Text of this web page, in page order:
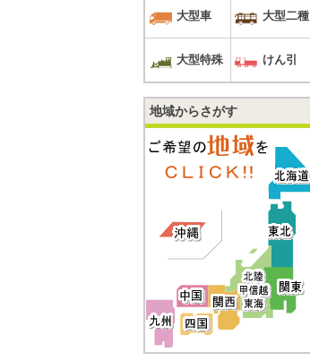
大型車 大型二種
大型特殊 けん引
地域からさがす